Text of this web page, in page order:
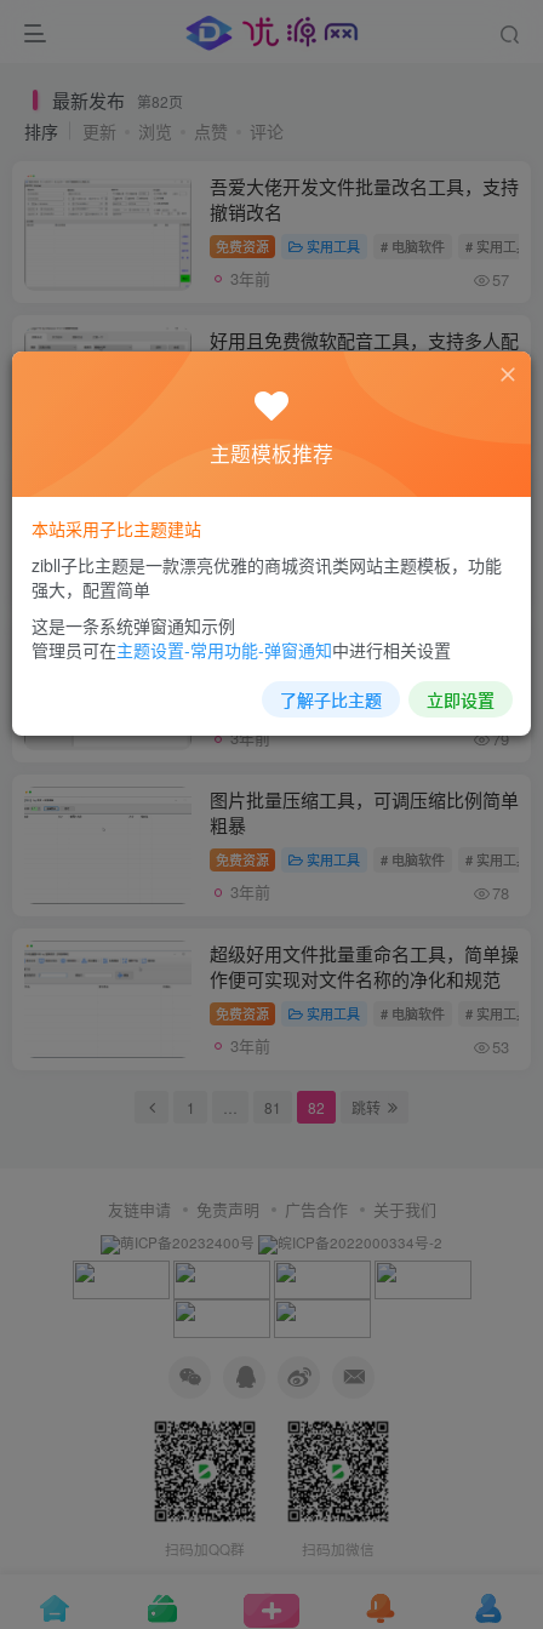
最新发布 第82页
排序 更新 浏览 点赞 评论
吾爱大佬开发文件批量改名工具，支持
撤销改名
免费资源 实用工具 # 电脑软件 # 实用工具
3年前 57
好用且免费微软配音工具，支持多人配
免费资源
电脑定时关机工具，星期选择,增加休
QuestionPicture图片批量修改工具
实用工具 # 电脑软件 # 实用工具
3年前 79
图片批量压缩工具，可调压缩比例简单
粗暴
免费资源 实用工具 # 电脑软件 # 实用工具
3年前 78
超级好用文件批量重命名工具，简单操
作便可实现对文件名称的净化和规范
免费资源 实用工具 # 电脑软件 # 实用工具
3年前 53
1 81 82 跳转
友链申请 免责声明 广告合作 关于我们
萌ICP备20232400号 皖ICP备2022000334号-2
扫码加QQ群 扫码加微信
主题模板推荐
本站采用子比主题建站
zibll子比主题是一款漂亮优雅的商城资讯类网站主题模板，功能
强大，配置简单
这是一条系统弹窗通知示例
管理员可在主题设置-常用功能-弹窗通知中进行相关设置
了解子比主题 立即设置